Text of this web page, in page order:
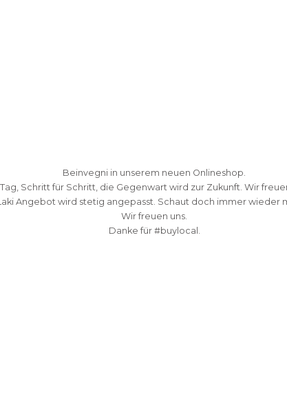
Beinvegni in unserem neuen Onlineshop.
Schritt für Schritt, die Gegenwart wird zur Zukunft. Wir
Angebot wird stetig angepasst. Schaut doch immer wieder
Wir freuen uns.
Danke für #buylocal.